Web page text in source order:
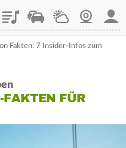
PlaylistStaupilotWetterWebcam
Fakten: 7 Insider-Infos zum
FÜR